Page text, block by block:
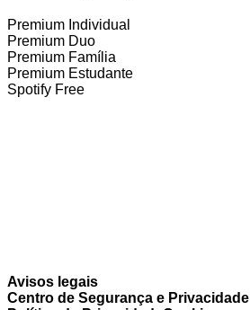
Premium Individual
Premium Duo
Premium Família
Premium Estudante
Spotify Free
Avisos legais
Centro de Segurança e Privacidade